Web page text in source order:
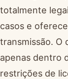
totalmente
casos e
transmissão. O
apenas dentro
restrições de